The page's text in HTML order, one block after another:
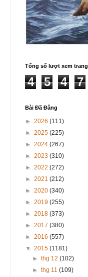
Tổng số lượt xem trang
4 5 4 7
Bài Đã Đăng
► 2026 (111)
► 2025 (225)
► 2024 (267)
► 2023 (310)
► 2022 (272)
► 2021 (212)
► 2020 (340)
► 2019 (255)
► 2018 (373)
► 2017 (380)
► 2016 (557)
▼ 2015 (1181)
►thg 12(102)
►thg 11(109)